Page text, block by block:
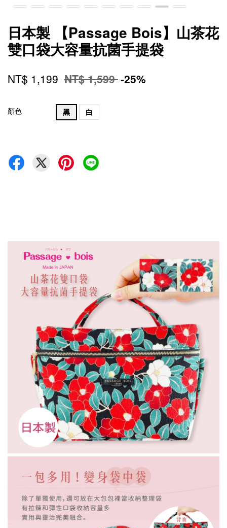
日本製 【Passage Bois】山茶花
雙口袋大容量抗菌手提袋
NT$ 1,199 NT$ 1,599-25%
顏色 黑 白